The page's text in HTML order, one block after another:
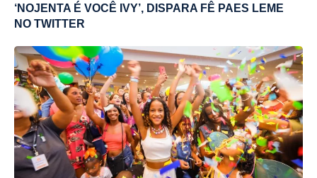
‘NOJENTA É VOCÊ IVY’, DISPARA FÊ PAES LEME
NO TWITTER